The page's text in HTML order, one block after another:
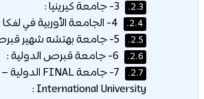
2.3.
2.4.
2.5.
2.6.
2.7.
International University :